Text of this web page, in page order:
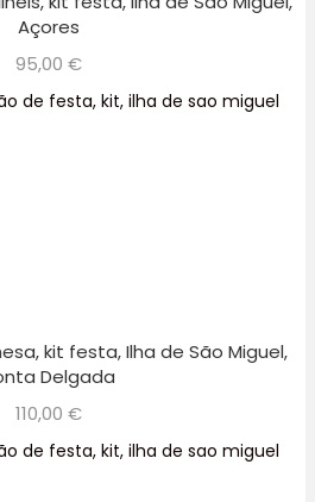
Açores
95,00 €
kit festa, Ilha de São Miguel,
Delgada
110,00 €